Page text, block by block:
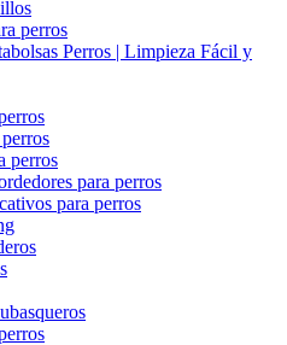
perros
Perros | Limpieza Fácil y
perros
para perros
para perros